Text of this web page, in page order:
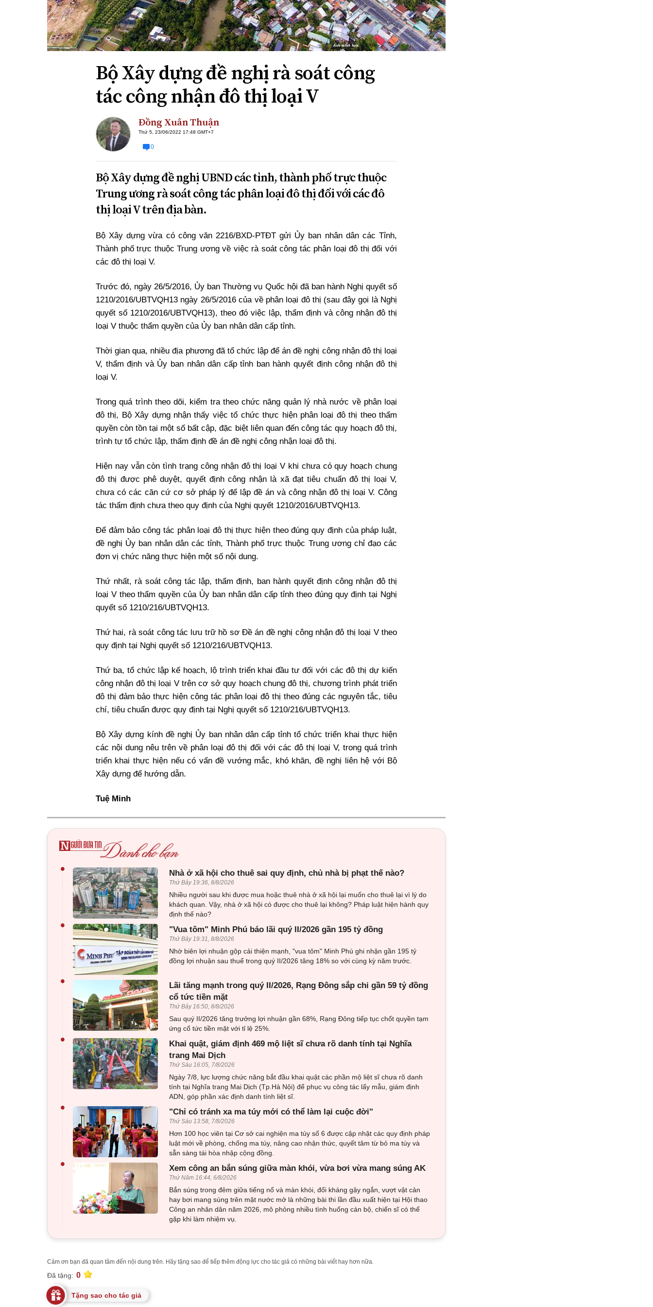
Xi nhan Trái Phải
Bạn đọc viết
Bộ Xây dựng đề nghị rà soát công
tác công nhận đô thị loại V
Đồng Xuân Thuận
Thứ 5, 23/06/2022 17:48 GMT+7
0
Bộ Xây dựng đề nghị UBND các tỉnh, thành phố trực thuộc
Trung ương rà soát công tác phân loại đô thị đối với các đô
thị loại V trên địa bàn.
Bộ Xây dựng vừa có công văn 2216/BXD-PTĐT gửi Ủy ban nhân dân các Tỉnh,
Thành phố trực thuộc Trung ương về việc rà soát công tác phân loại đô thị đối với
các đô thị loại V.
Trước đó, ngày 26/5/2016, Ủy ban Thường vụ Quốc hội đã ban hành Nghị quyết số
1210/2016/UBTVQH13 ngày 26/5/2016 của về phân loại đô thị (sau đây gọi là Nghị
quyết số 1210/2016/UBTVQH13), theo đó việc lập, thẩm định và công nhận đô thị
loại V thuộc thẩm quyền của Ủy ban nhân dân cấp tỉnh.
Thời gian qua, nhiều địa phương đã tổ chức lập để án đề nghị công nhận đô thị loại
V, thẩm định và Ủy ban nhân dân cấp tỉnh ban hành quyết định công nhận đô thị
loại V.
Trong quá trình theo dõi, kiểm tra theo chức năng quản lý nhà nước về phân loại
đô thị, Bộ Xây dựng nhận thấy việc tổ chức thực hiện phân loại đô thị theo thẩm
quyền còn tồn tại một số bất cập, đặc biệt liên quan đến công tác quy hoạch đô thị,
trình tự tổ chức lập, thẩm định đề án đề nghị công nhận loại đô thị.
Hiện nay vẫn còn tình trạng công nhận đô thị loại V khi chưa có quy hoạch chung
đô thị được phê duyệt, quyết định công nhận là xã đạt tiêu chuẩn đô thị loại V,
chưa có các căn cứ cơ sở pháp lý để lập đề án và công nhận đô thị loại V. Công
tác thẩm định chưa theo quy định của Nghị quyết 1210/2016/UBTVQH13.
Để đảm bảo công tác phân loại đô thị thực hiện theo đúng quy định của pháp luật,
đề nghị Ủy ban nhân dân các tỉnh, Thành phố trực thuộc Trung ương chỉ đạo các
đơn vị chức năng thực hiện một số nội dung.
Thứ nhất, rà soát công tác lập, thẩm định, ban hành quyết định công nhận đô thị
loại V theo thẩm quyền của Ủy ban nhân dân cấp tỉnh theo đúng quy định tại Nghị
quyết số 1210/216/UBTVQH13.
Thứ hai, rà soát công tác lưu trữ hồ sơ Đề án đề nghị công nhận đô thị loại V theo
quy định tại Nghị quyết số 1210/216/UBTVQH13.
Thứ ba, tổ chức lập kế hoạch, lộ trình triển khai đầu tư đối với các đô thị dự kiến
công nhận đô thị loại V trên cơ sở quy hoạch chung đô thị, chương trình phát triển
đô thị đảm bảo thực hiện công tác phân loại đô thị theo đúng các nguyên tắc, tiêu
chí, tiêu chuẩn được quy định tại Nghị quyết số 1210/216/UBTVQH13.
Bộ Xây dựng kính đề nghị Ủy ban nhân dân cấp tỉnh tổ chức triển khai thực hiện
các nội dung nêu trên về phân loại đô thị đối với các đô thị loại V, trong quá trình
triển khai thực hiện nếu có vấn đề vướng mắc, khó khăn, đề nghị liên hệ với Bộ
Xây dựng để hướng dẫn.
Tuệ Minh
• Nhà ở xã hội cho thuê sai quy định, chủ nhà bị phạt thế nào?
Thứ Bảy 19:36, 8/8/2026
Nhiều người sau khi được mua hoặc thuê nhà ở xã hội lại muốn cho thuê lại vì lý do
khách quan. Vậy, nhà ở xã hội có được cho thuê lại không? Pháp luật hiện hành quy
định thế nào?
• "Vua tôm" Minh Phú báo lãi quý II/2026 gần 195 tỷ đồng
Thứ Bảy 19:31, 8/8/2026
Nhờ biên lợi nhuận gộp cải thiện mạnh, "vua tôm" Minh Phú ghi nhận gần 195 tỷ
đồng lợi nhuận sau thuế trong quý II/2026 tăng 18% so với cùng kỳ năm trước.
•
Lãi tăng mạnh trong quý II/2026, Rạng Đông sắp chi gần 59 tỷ đồng
cổ tức tiền mặt
Thứ Bảy 16:50, 8/8/2026
Sau quý II/2026 tăng trưởng lợi nhuận gần 68%, Rạng Đông tiếp tục chốt quyền tạm
ứng cổ tức tiền mặt với tỉ lệ 25%.
•
Khai quật, giám định 469 mộ liệt sĩ chưa rõ danh tính tại Nghĩa
trang Mai Dịch
Thứ Sáu 16:05, 7/8/2026
Ngày 7/8, lực lượng chức năng bắt đầu khai quật các phần mộ liệt sĩ chưa rõ danh
tính tại Nghĩa trang Mai Dịch (Tp.Hà Nội) để phục vụ công tác lấy mẫu, giám định
ADN, góp phần xác định danh tính liệt sĩ.
• "Chỉ có tránh xa ma túy mới có thể làm lại cuộc đời"
Thứ Sáu 13:58, 7/8/2026
Hơn 100 học viên tại Cơ sở cai nghiện ma túy số 6 được cập nhật các quy định pháp
luật mới về phòng, chống ma túy, nâng cao nhận thức, quyết tâm từ bỏ ma túy và
sẵn sàng tái hòa nhập cộng đồng.
• Xem công an bắn súng giữa màn khói, vừa bơi vừa mang súng AK
Thứ Năm 16:44, 6/8/2026
Bắn súng trong đêm giữa tiếng nổ và màn khói, đối kháng gậy ngắn, vượt vật cản
hay bơi mang súng trên mặt nước mở là những bài thi lần đầu xuất hiện tại Hội thao
Công an nhân dân năm 2026, mô phỏng nhiều tình huống cán bộ, chiến sĩ có thể
gặp khi làm nhiệm vụ.
Cảm ơn bạn đã quan tâm đến nội dung trên. Hãy tặng sao để tiếp thêm động lực cho tác giả có những bài viết hay hơn nữa.
Đã tặng: 0
Tặng sao cho tác giả